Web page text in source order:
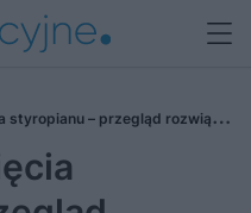
styropianu – przegląd rozwiązań